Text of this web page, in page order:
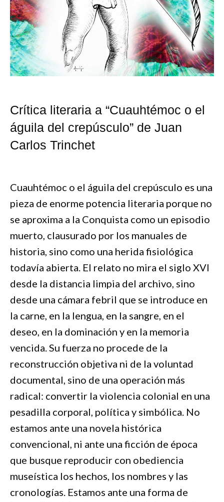
Crítica literaria a “Cuauhtémoc o el
águila del crepúsculo” de Juan
Carlos Trinchet
Cuauhtémoc o el águila del crepúsculo es una
pieza de enorme potencia literaria porque no
se aproxima a la Conquista como un episodio
muerto, clausurado por los manuales de
historia, sino como una herida fisiológica
todavía abierta. El relato no mira el siglo XVI
desde la distancia limpia del archivo, sino
desde una cámara febril que se introduce en
la carne, en la lengua, en la sangre, en el
deseo, en la dominación y en la memoria
vencida. Su fuerza no procede de la
reconstrucción objetiva ni de la voluntad
documental, sino de una operación más
radical: convertir la violencia colonial en una
pesadilla corporal, política y simbólica. No
estamos ante una novela histórica
convencional, ni ante una ficción de época
que busque reproducir con obediencia
museística los hechos, los nombres y las
cronologías. Estamos ante una forma de